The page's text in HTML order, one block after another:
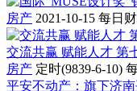
房产 2021-10-15 每日
交流共赢 赋能人才 第
房产 定时(9839-6-10)
平安不动产：旗下济